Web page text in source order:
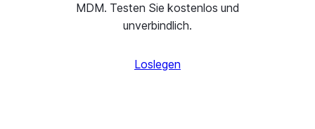
MDM. Testen Sie kostenlos und
unverbindlich.
Loslegen